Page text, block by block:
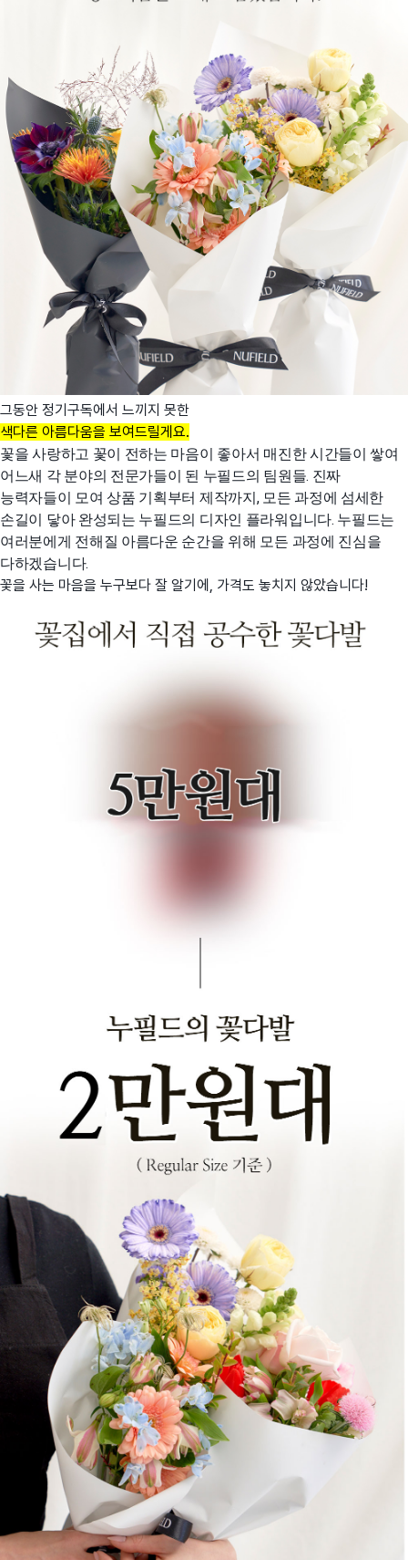
그동안 정기구독에서 느끼지 못한
색다른 아름다움을 보여드릴게요.
꽃을 사랑하고 꽃이 전하는 마음이 좋아서 매진한 시간들이 쌓여
어느새 각 분야의 전문가들이 된 누필드의 팀원들. 진짜
능력자들이 모여 상품 기획부터 제작까지, 모든 과정에 섬세한
손길이 닿아 완성되는 누필드의 디자인 플라워입니다. 누필드는
여러분에게 전해질 아름다운 순간을 위해 모든 과정에 진심을
다하겠습니다.
꽃을 사는 마음을 누구보다 잘 알기에, 가격도 놓치지 않았습니다!